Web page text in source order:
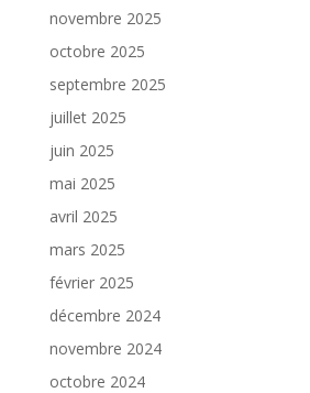
novembre 2025
octobre 2025
septembre 2025
juillet 2025
juin 2025
mai 2025
avril 2025
mars 2025
février 2025
décembre 2024
novembre 2024
octobre 2024